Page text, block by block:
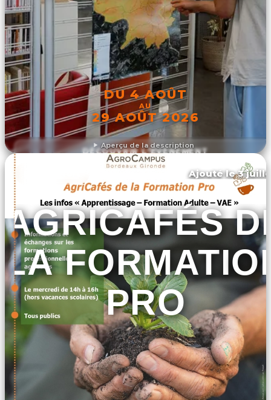
Aperçu de la description
DU 4 AOÛT
AU
29 AOÛT 2026
DÉCOUVRIR L'ÉVÉNEMENT
Ajouté le 3
AGRICAFÉS
LA
PRO